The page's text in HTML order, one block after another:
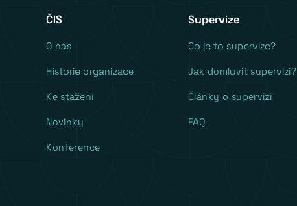
ČIS
O nás
Historie organizace
Ke stažení
Novinky
Konference
Supervize
Co je to supervize?
Jak domluvit supervizi?
Články o supervizi
FAQ